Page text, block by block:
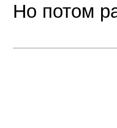
Но потом